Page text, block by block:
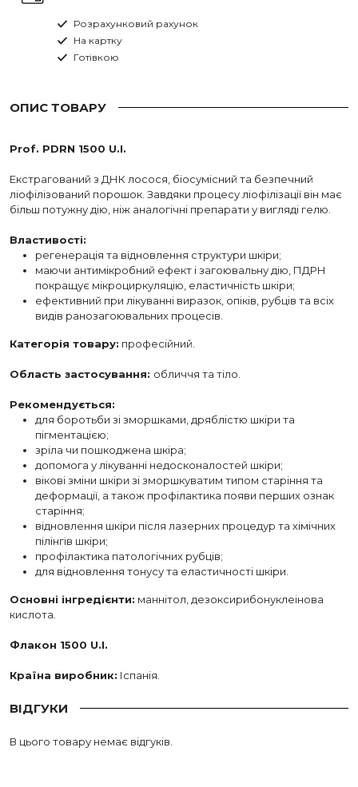
Розрахунковий рахунок
На картку
Готівкою
ОПИС ТОВАРУ
Prof. PDRN 1500 U.I.
Екстрагований з ДНК лосося, біосумісний та безпечний
ліофілізований порошок. Завдяки процесу ліофілізації він має
більш потужну дію, ніж аналогічні препарати у вигляді гелю.
Властивості:
регенерація та відновлення структури шкіри;
маючи антимікробний ефект і загоювальну дію, ПДРН
покращує мікроциркуляцію, еластичність шкіри;
ефективний при лікуванні виразок, опіків, рубців та всіх
видів ранозагоювальних процесів.
Категорія товару: професійний.
Область застосування: обличчя та тіло.
Рекомендується:
для боротьби зі зморшками, дряблістю шкіри та
пігментацією;
зріла чи пошкоджена шкіра;
допомога у лікуванні недосконалостей шкіри;
вікові зміни шкіри зі зморшкуватим типом старіння та
деформації, а також профілактика появи перших ознак
старіння;
відновлення шкіри після лазерних процедур та хімічних
пілінгів шкіри;
профілактика патологічних рубців;
для відновлення тонусу та еластичності шкіри.
Основні інгредієнти: маннітол, дезоксирибонуклеінова
кислота.
Флакон 1500 U.I.
Країна виробник: Іспанія.
ВІДГУКИ
В цього товару немає відгуків.